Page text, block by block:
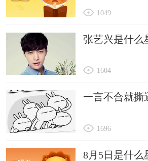
1049
张艺兴是什么
1604
一言不合就撕
1696
8月5日是什么